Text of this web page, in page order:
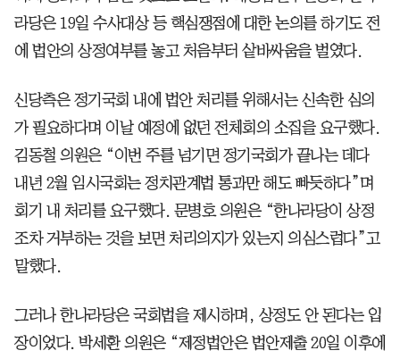
라당은 19일 수사대상 등 핵심쟁점에 대한 논의를 하기도 전
에 법안의 상정여부를 놓고 처음부터 샅바싸움을 벌였다.
신당측은 정기국회 내에 법안 처리를 위해서는 신속한 심의
가 필요하다며 이날 예정에 없던 전체회의 소집을 요구했다.
김동철 의원은 “이번 주를 넘기면 정기국회가 끝나는 데다
내년 2월 임시국회는 정치관계법 통과만 해도 빠듯하다”며
회기 내 처리를 요구했다. 문병호 의원은 “한나라당이 상정
조차 거부하는 것을 보면 처리의지가 있는지 의심스럽다”고
말했다.
그러나 한나라당은 국회법을 제시하며, 상정도 안 된다는 입
장이었다. 박세환 의원은 “제정법안은 법안제출 20일 이후에